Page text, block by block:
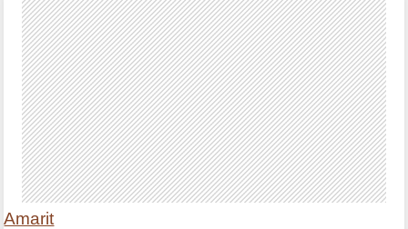
Amarit